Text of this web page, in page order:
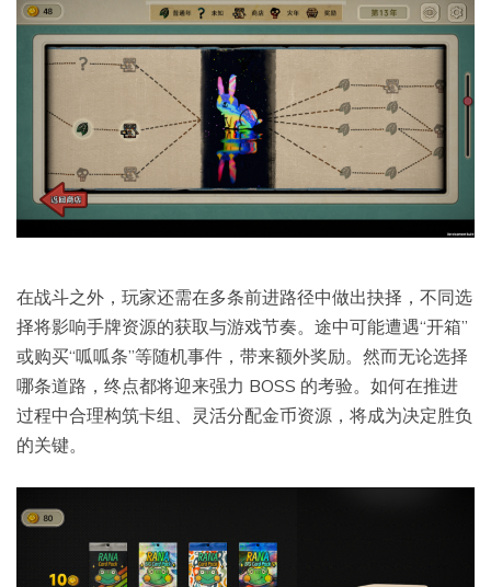
在战斗之外，玩家还需在多条前进路径中做出抉择，不同选
择将影响手牌资源的获取与游戏节奏。途中可能遭遇“开箱”
或购买“呱呱条”等随机事件，带来额外奖励。然而无论选择
哪条道路，终点都将迎来强力 BOSS 的考验。如何在推进
过程中合理构筑卡组、灵活分配金币资源，将成为决定胜负
的关键。